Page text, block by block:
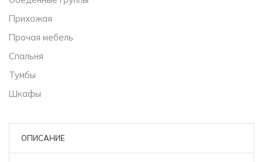
Прихожая
Прочая мебель
Спальня
Тумбы
Шкафы
ОПИСАНИЕ